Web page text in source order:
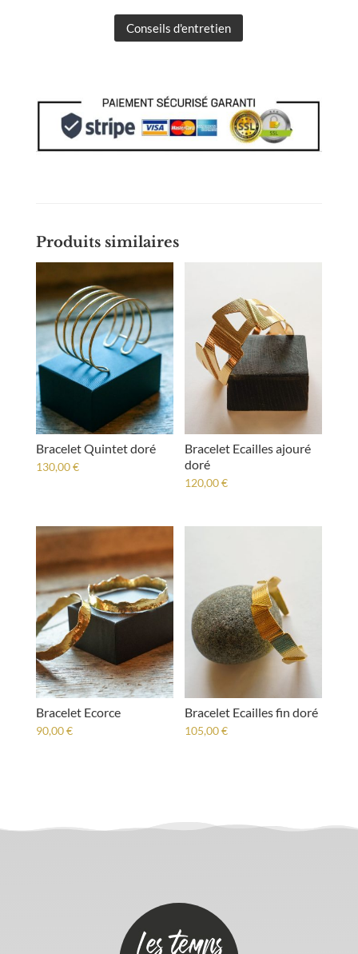
Conseils d'entretien
Produits similaires
Bracelet Quintet doré
130,00€
Bracelet Ecailles ajouré
doré
120,00€
Bracelet Ecorce
90,00€
Bracelet Ecailles fin doré
105,00€